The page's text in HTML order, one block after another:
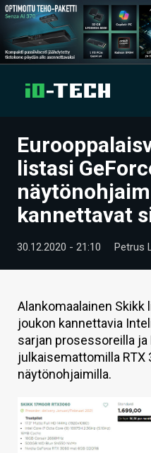
UUTISET
ARTIKKELIT
VIDEOT
TECHBBS
HINTA.FI
KAUPPA
VAIHDA TEEMA
HAKU
listasi
kannettavat
30.12.2020 - 21:10 Petrus
Alankomaalainen
joukon kannettavia
sarjan prosessoreilla ja
julkaisemattomilla RTX
näytönohjaimilla.